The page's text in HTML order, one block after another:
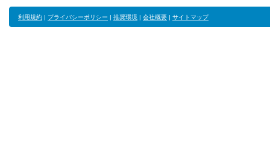
利用規約 | プライバシーポリシー | 推奨環境 | 会社概要 | サイトマップ